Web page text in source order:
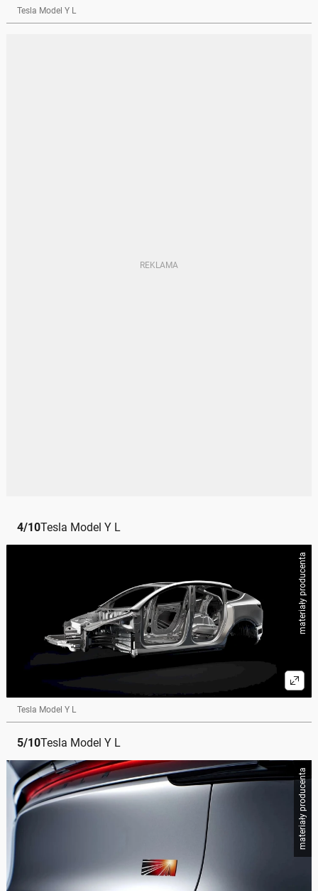
Tesla Model Y L
4/10Tesla Model Y L
materiały producenta
Tesla Model Y L
5/10Tesla Model Y L
materiały producenta